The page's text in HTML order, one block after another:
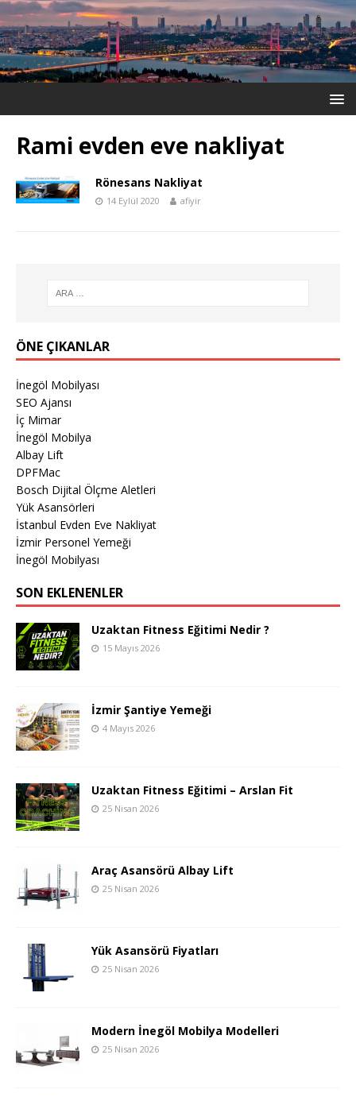
Rami evden eve nakliyat
Rönesans Nakliyat
14 Eylül 2020 afiyir
ÖNE ÇIKANLAR
İnegöl Mobilyası
SEO Ajansı
İç Mimar
İnegöl Mobilya
Albay Lift
DPFMac
Bosch Dijital Ölçme Aletleri
Yük Asansörleri
İstanbul Evden Eve Nakliyat
İzmir Personel Yemeği
İnegöl Mobilyası
SON EKLENENLER
Uzaktan Fitness Eğitimi Nedir ?
15 Mayıs 2026
İzmir Şantiye Yemeği
4 Mayıs 2026
Uzaktan Fitness Eğitimi – Arslan Fit
25 Nisan 2026
Araç Asansörü Albay Lift
25 Nisan 2026
Yük Asansörü Fiyatları
25 Nisan 2026
Modern İnegöl Mobilya Modelleri
25 Nisan 2026